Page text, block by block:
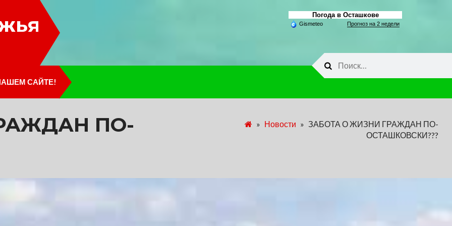
Погода в Осташкове
Gismeteo Прогноз на 2 недели
САЙТЕ!
ПО-
» Новости » ЗАБОТА О ЖИЗНИ ГРАЖДАН ПО-
ОСТАШКОВСКИ???